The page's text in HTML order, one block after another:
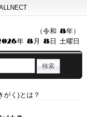
（令和 8年）
年 8月 8日 土曜日
がく)とは？